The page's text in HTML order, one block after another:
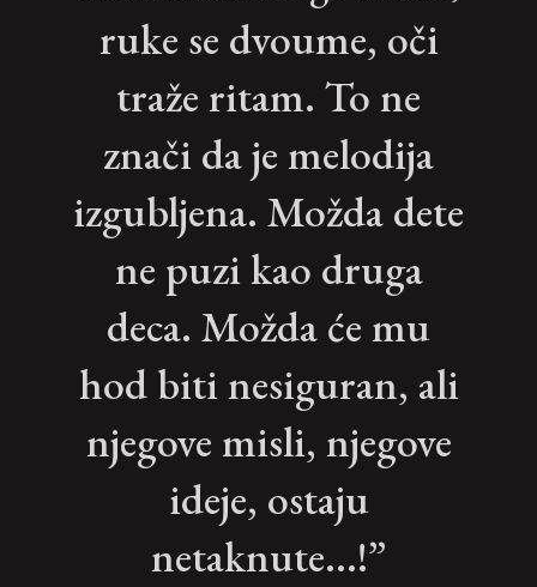
ruke se dvoume, oči
traže ritam. To ne
znači da je melodija
izgubljena. Možda dete
ne puzi kao druga
deca. Možda će mu
hod biti nesiguran, ali
njegove misli, njegove
ideje, ostaju
netaknute...!”